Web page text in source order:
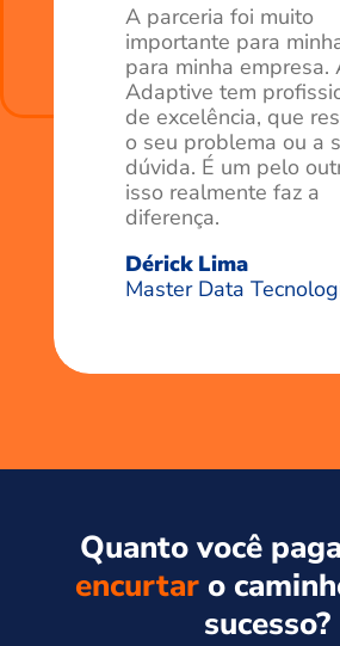
A parceria foi muito
importante para
para minha empresa.
Adaptive tem
de excelência, que
o seu problema ou a
dúvida. É um pelo
isso realmente faz a
diferença.
Dérick Lima
Master Data
Quanto você
encurtar o
sucesso?